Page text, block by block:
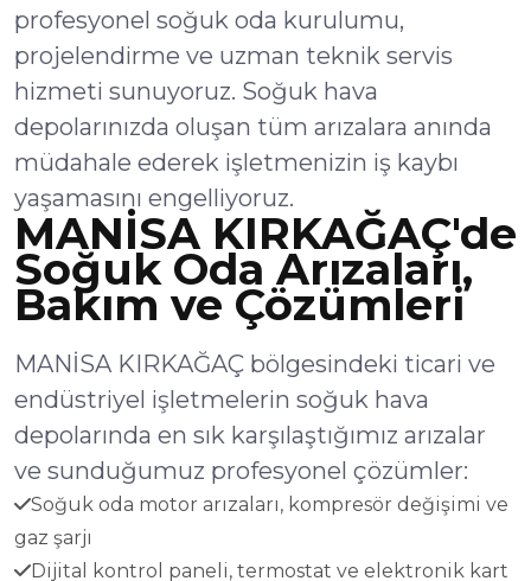
profesyonel soğuk oda kurulumu,
projelendirme ve uzman teknik servis
hizmeti sunuyoruz. Soğuk hava
depolarınızda oluşan tüm arızalara anında
müdahale ederek işletmenizin iş kaybı
yaşamasını engelliyoruz.
MANİSA KIRKAĞAÇ'de
Soğuk Oda Arızaları,
Bakım ve Çözümleri
MANİSA KIRKAĞAÇ bölgesindeki ticari ve
endüstriyel işletmelerin soğuk hava
depolarında en sık karşılaştığımız arızalar
ve sunduğumuz profesyonel çözümler:
Soğuk oda motor arızaları, kompresör değişimi ve
gaz şarjı
Dijital kontrol paneli, termostat ve elektronik kart